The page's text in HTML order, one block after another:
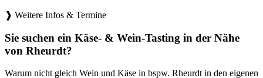
❱ Weitere Infos & Termine
Sie suchen ein Käse- & Wein-Tasting in der Nähe
von Rheurdt?
Warum nicht gleich Wein und Käse in bspw. Rheurdt in den eigenen